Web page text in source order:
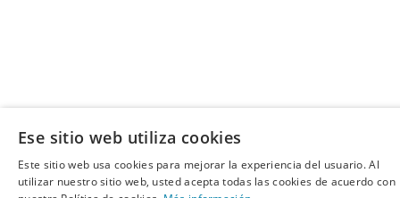
Ese sitio web utiliza cookies
Este sitio web usa cookies para mejorar la experiencia del usuario. Al
utilizar nuestro sitio web, usted acepta todas las cookies de acuerdo con